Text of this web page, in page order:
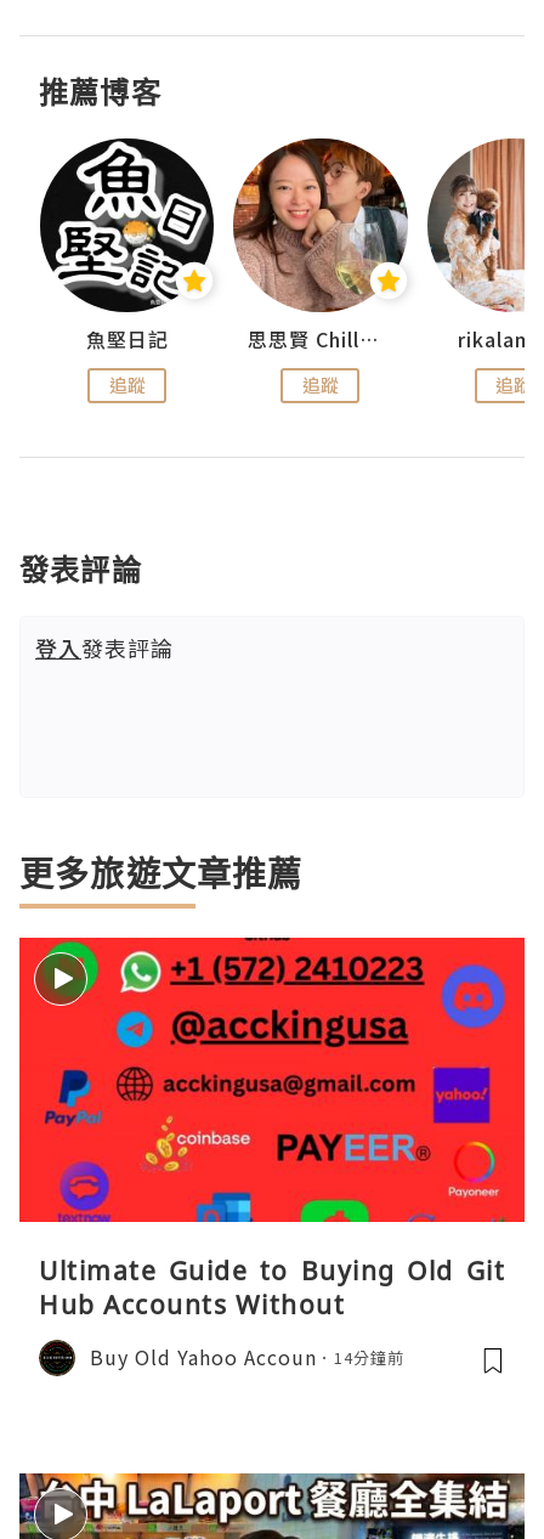
推薦博客
魚堅日記
追蹤
思思賢 ChillMyBabe
追蹤 追蹤
發表評論
登入發表評論
更多旅遊文章推薦
Ultimate Guide to Buying Old Git
Hub Accounts Without
Buy Old Yahoo Accoun 14分鐘前